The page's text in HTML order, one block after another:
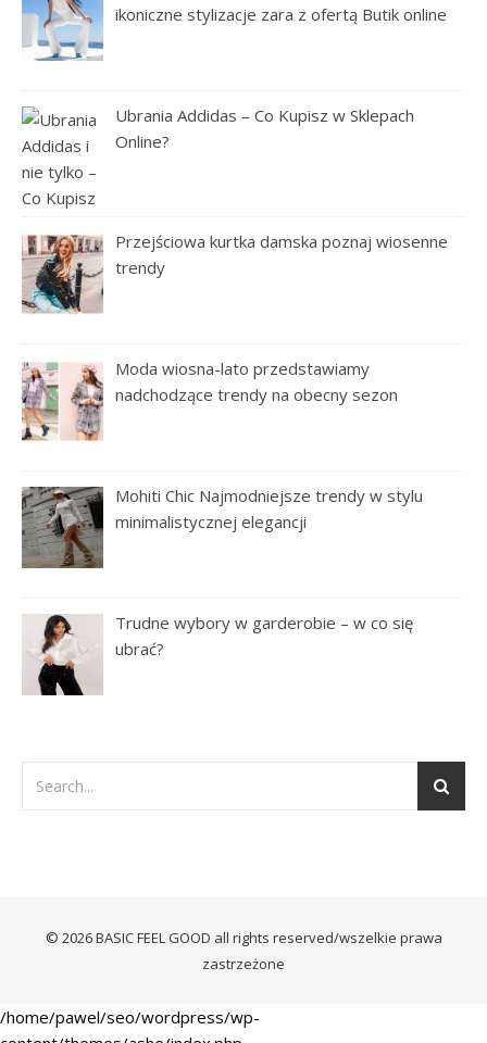
ikoniczne stylizacje zara z ofertą Butik online
Ubrania Addidas – Co Kupisz w Sklepach
Online?
Przejściowa kurtka damska poznaj wiosenne
trendy
Moda wiosna-lato przedstawiamy
nadchodzące trendy na obecny sezon
Mohiti Chic Najmodniejsze trendy w stylu
minimalistycznej elegancji
Trudne wybory w garderobie – w co się
ubrać?
© 2026 BASIC FEEL GOOD all rights reserved/wszelkie prawa
zastrzeżone
/home/pawel/seo/wordpress/wp-